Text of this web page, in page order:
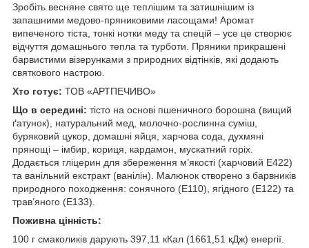
Зробіть весняне свято ще теплішим та затишнішим із
запашними медово-пряниковими ласощами! Аромат
випеченого тіста, тонкі нотки меду та спецій – усе це створює
відчуття домашнього тепла та турботи. Пряники прикрашені
барвистими візерунками з природних відтінків, які додають
святкового настрою.
Хто готує: ТОВ «АРТПЕЧИВО»
Що в середині: тісто на основі пшеничного борошна (вищий
ґатунок), натуральний мед, молочно-рослинна суміш,
буряковий цукор, домашні яйця, харчова сода, духмяні
прянощі – імбир, кориця, кардамон, мускатний горіх.
Додається гліцерин для збереження м’якості (харчовий E422)
та ванільний екстракт (ванілін). Малюнок створено з барвників
природного походження: сонячного (E110), ягідного (E122) та
трав’яного (E133).
Поживна цінність:
100 г смаколиків дарують 397,11 кКал (1661,51 кДж) енергії.